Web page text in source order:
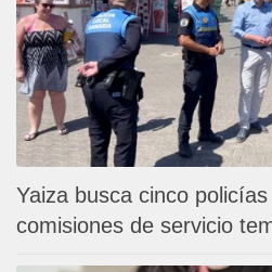
Yaiza busca cinco
comisiones de servicio